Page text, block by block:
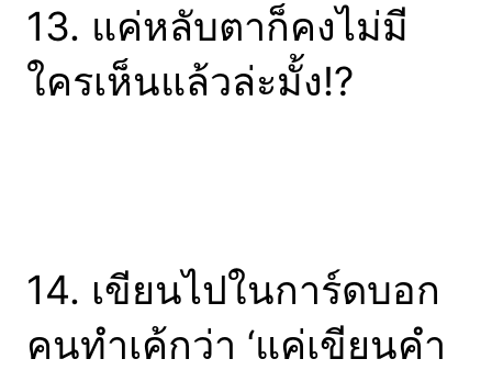
13. แค่หลับตาก็คงไม่มี
ใครเห็นแล้วล่ะมั้ง!?
14. เขียนไปในการ์ดบอก
คนทำเค้กว่า ‘แค่เขียนคำ